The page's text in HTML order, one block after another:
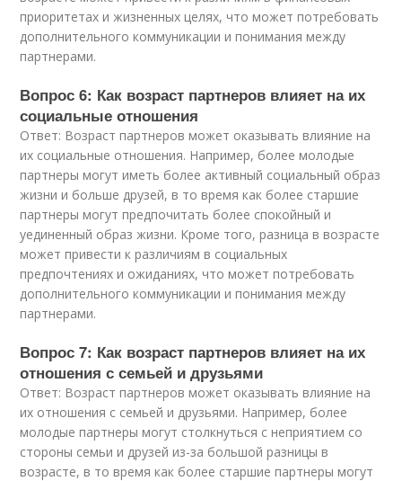
приоритетах и жизненных целях, что может потребовать
дополнительного коммуникации и понимания между
партнерами.
Вопрос 6: Как возраст партнеров влияет на их
социальные отношения
Ответ: Возраст партнеров может оказывать влияние на
их социальные отношения. Например, более молодые
партнеры могут иметь более активный социальный образ
жизни и больше друзей, в то время как более старшие
партнеры могут предпочитать более спокойный и
уединенный образ жизни. Кроме того, разница в возрасте
может привести к различиям в социальных
предпочтениях и ожиданиях, что может потребовать
дополнительного коммуникации и понимания между
партнерами.
Вопрос 7: Как возраст партнеров влияет на их
отношения с семьей и друзьями
Ответ: Возраст партнеров может оказывать влияние на
их отношения с семьей и друзьями. Например, более
молодые партнеры могут столкнуться с неприятием со
стороны семьи и друзей из-за большой разницы в
возрасте, в то время как более старшие партнеры могут